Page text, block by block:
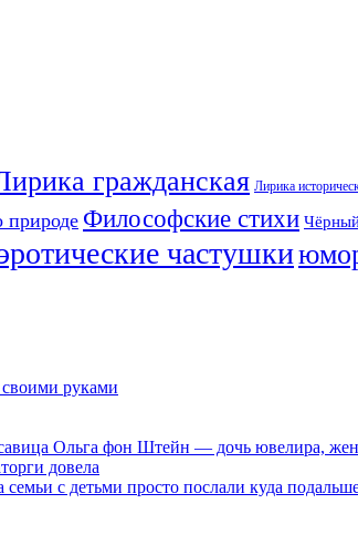
гражданская Лирика
природе Философские стихи
частушки
руками
Ольга фон Штейн — дочь ювелира,
довела
с детьми просто послали куда